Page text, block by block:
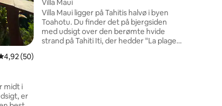
ud af 5 i gennemsnitlig bedømmelse, 50 omtaler
4,92 (50)
midt i
er
Villa Maui
Villa Maui ligger på Tahitis halvø i byen
Toahotu. Du finder det på bjergsiden
med udsigt over den berømte hvide
strand på Tahiti Iti, der hedder "La plage